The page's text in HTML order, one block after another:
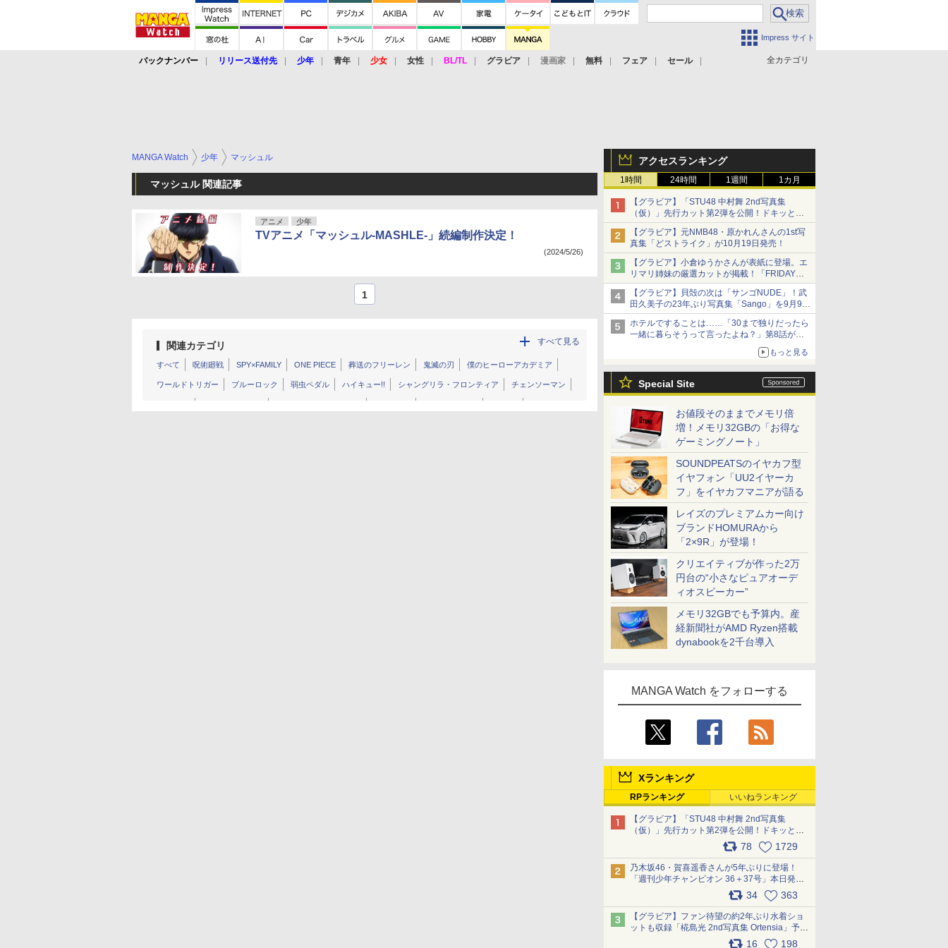
Impress サイト
全カテゴリ
バックナンバー リリース送付先 少年 青年 少女 女性 BL/TL グラビア 漫画家 無料 フェア セール
アクセスランキング
1時間 24時間 1週間 1カ月
【グラビア】「STU48 中村舞 2nd写真集
（仮）」先行カット第2弾を公開！ドキッとす
るランジェリーカットなど新たな挑戦
【グラビア】元NMB48・原かれんさんの1st写
真集「どストライク」が10月19日発売！
【グラビア】小倉ゆうかさんが表紙に登場。エ
リマリ姉妹の厳選カットが掲載！「FRIDAY
2026年8⽉21・28日号」本日発売
【グラビア】貝殻の次は「サンゴNUDE」！武
田久美子の23年ぶり写真集「Sango」を9月9日
に発売
ホテルですることは……「30まで独りだったら
一緒に暮らそうって言ったよね？」第8話が無
もっと見る
Special Site
お値段そのままでメモリ倍
増！メモリ32GBの「お得な
ゲーミングノート」
SOUNDPEATSのイヤカフ型
イヤフォン「UU2イヤーカ
フ」をイヤカフマニアが語る
レイズのプレミアムカー向け
ブランドHOMURAから
「2×9R」が登場！
クリエイティブが作った2万
円台の“小さなピュアオーデ
ィオスピーカー”
メモリ32GBでも予算内。産
経新聞社がAMD Ryzen搭載
dynabookを2千台導入
MANGA Watch をフォローする
Xランキング
RPランキング いいねランキング
【グラビア】「STU48 中村舞 2nd写真集
（仮）」先行カット第2弾を公開！ドキッとす
るランジェリーカットなど新たな挑戦
78 1729
乃木坂46・賀喜遥香さんが5年ぶりに登場！
「週刊少年チャンピオン 36＋37号」本日発
売 pic.x.com/2Mo85ZlRvK
34 363
【グラビア】ファン待望の約2年ぶり水着ショ
ットも収録「椛島光 2nd写真集 Ortensia」予約
16 198
MANGA Watch 少年 マッシュル
マッシュル 関連記事
アニメ 少年
TVアニメ「マッシュル-MASHLE-」続編制作決定！
(2024/5/26)
1
関連カテゴリ すべて見る
すべて 呪術廻戦 SPY×FAMILY ONE PIECE 葬送のフリーレン 鬼滅の刃 僕のヒーローアカデミア
ワールドトリガー ブルーロック 弱虫ペダル ハイキュー!! シャングリラ・フロンティア チェンソーマン